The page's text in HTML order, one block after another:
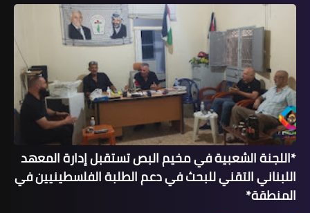
أخبار فلسطين
وفد فلسطيني أوروبي من "مخيم اللغة
*اللجنة الشعبية في مخيم البص تستقبل إدارة المعهد
اللبناني التقني للبحث في دعم الطلبة الفلسطينيين في
المنطقة*